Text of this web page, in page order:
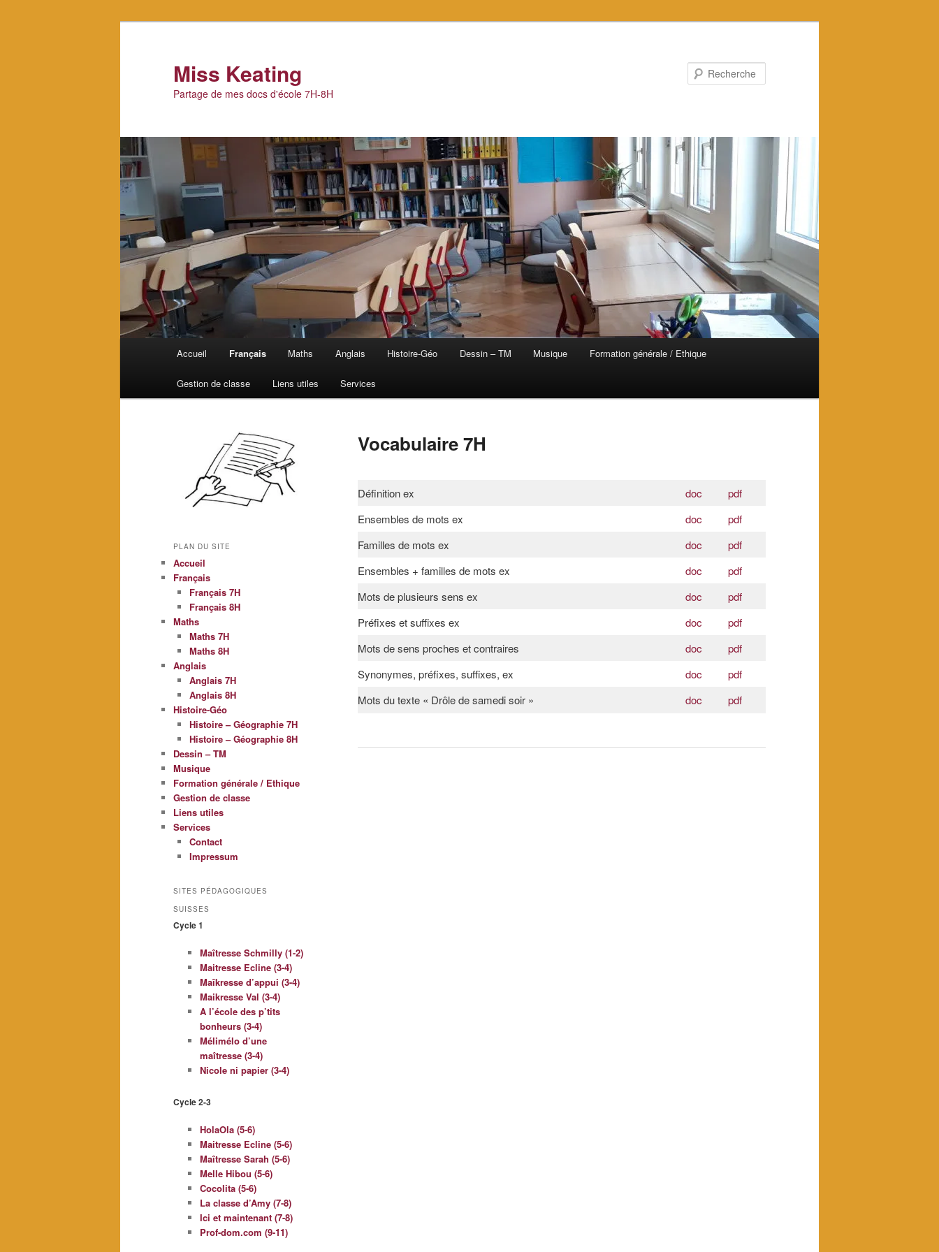
Miss Keating
Partage de mes docs d'école 7H-8H
Accueil Français Maths Anglais Histoire-Géo Dessin – TM Musique Formation générale / Ethique
Gestion de classe Liens utiles Services
Vocabulaire 7H
Définition ex doc
pdf
Ensembles de mots ex
doc
pdf
Familles de mots ex
doc
pdf
Ensembles + familles de mots ex
doc
pdf
Mots de plusieurs sens ex
doc
pdf
Préfixes et suffixes ex
doc
pdf
Mots de sens proches et contraires
doc
pdf
Synonymes, préfixes, suffixes, ex
doc
pdf
Mots du texte « Drôle de samedi soir »
doc pdf
PLAN DU SITE
Accueil
Français
Français 7H
Français 8H
Maths
Maths 7H
Maths 8H
Anglais
Anglais 7H
Anglais 8H
Histoire-Géo
Histoire – Géographie 7H
Histoire – Géographie 8H
Dessin – TM
Musique
Formation générale / Ethique
Gestion de classe
Liens utiles
Services
Contact
Impressum
SITES PÉDAGOGIQUES
SUISSES
Cycle 1
Maîtresse Schmilly (1-2)
Maitresse Ecline (3-4)
Maîkresse d’appui (3-4)
Maikresse Val (3-4)
A l’école des p’tits
bonheurs (3-4)
Mélimélo d’une
maîtresse (3-4)
Nicole ni papier (3-4)
Cycle 2-3
HolaOla (5-6)
Maitresse Ecline (5-6)
Maîtresse Sarah (5-6)
Melle Hibou (5-6)
Cocolita (5-6)
La classe d’Amy (7-8)
Ici et maintenant (7-8)
Prof-dom.com (9-11)